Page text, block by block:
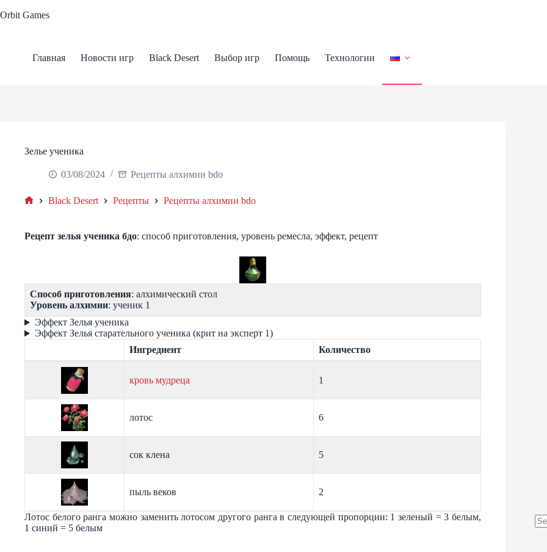
to
Orbit Games
Главная Новости игр Black Desert Выбор игр Помощь Технологии
Зелье ученика
03/08/2024 Рецепты алхимии bdo
Black Desert Рецепты Рецепты алхимии bdo
Рецепт зелья ученика бдо: способ приготовления, уровень ремесла, эффект, рецепт
Способ приготовления: алхимический стол
Уровень алхимии: ученик 1
Эффект Зелья ученика
Эффект Зелья старательного ученика (крит на эксперт 1)
Ингредиент
Количество
кровь мудреца 1
лотос 6
сок клена 5
пыль веков 2
Лотос белого ранга можно заменить лотосом другого ранга в следующей пропорции: 1 зеленый = 3 белым,
1 синий = 5 белым